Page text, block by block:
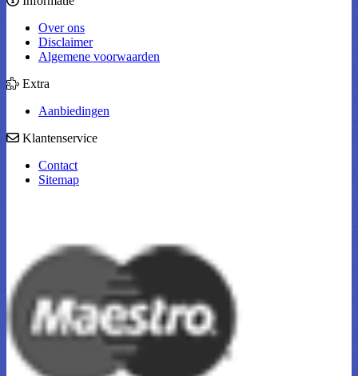
Over ons
Disclaimer
Algemene voorwaarden
Extra
Aanbiedingen
Klantenservice
Contact
Sitemap